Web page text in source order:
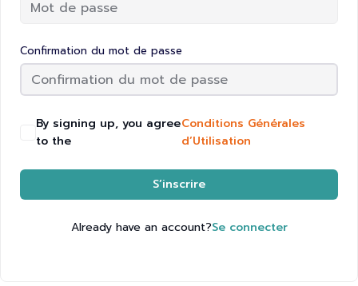
Confirmation du mot de passe
By signing up, you agree
to the
Conditions Générales
d’Utilisation
S’inscrire
Already have an account?Se connecter